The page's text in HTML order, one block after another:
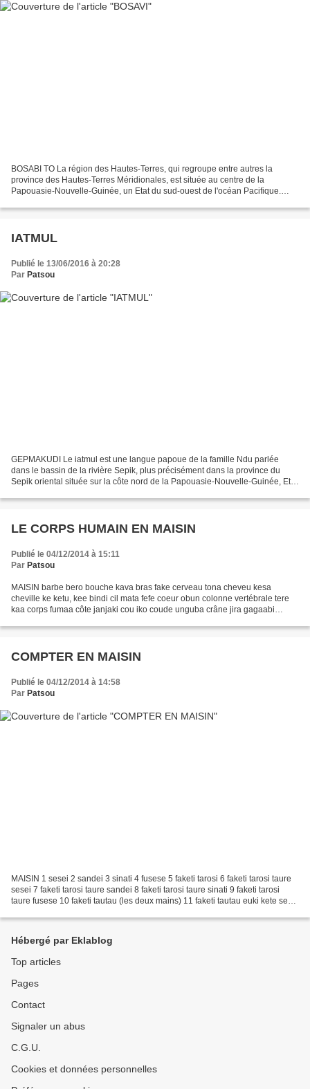
BOSABI TO La région des Hautes-Terres, qui regroupe entre autres la
province des Hautes-Terres Méridionales, est située au centre de la
Papouasie-Nouvelle-Guinée, un Etat du sud-ouest de l'océan Pacifique.
IATMUL
Publié le 13/06/2016 à 20:28
Par Patsou
GEPMAKUDI Le iatmul est une langue papoue de la famille Ndu parlée
dans le bassin de la rivière Sepik, plus précisément dans la province du
Sepik oriental située sur la côte nord de la Papouasie-Nouvelle-Guinée, Etat
LE CORPS HUMAIN EN MAISIN
Publié le 04/12/2014 à 15:11
Par Patsou
MAISIN barbe bero bouche kava bras fake cerveau tona cheveu kesa
cheville ke ketu, kee bindi cil mata fefe coeur obun colonne vertébrale tere
kaa corps fumaa côte janjaki cou iko coude unguba crâne jira gagaabi
COMPTER EN MAISIN
Publié le 04/12/2014 à 14:58
Par Patsou
MAISIN 1 sesei 2 sandei 3 sinati 4 fusese 5 faketi tarosi 6 faketi tarosi taure
sesei 7 faketi tarosi taure sandei 8 faketi tarosi taure sinati 9 faketi tarosi
taure fusese 10 faketi tautau (les deux mains) 11 faketi tautau euki kete sesei
Hébergé par Eklablog
Top articles
Pages
Contact
Signaler un abus
C.G.U.
Cookies et données personnelles